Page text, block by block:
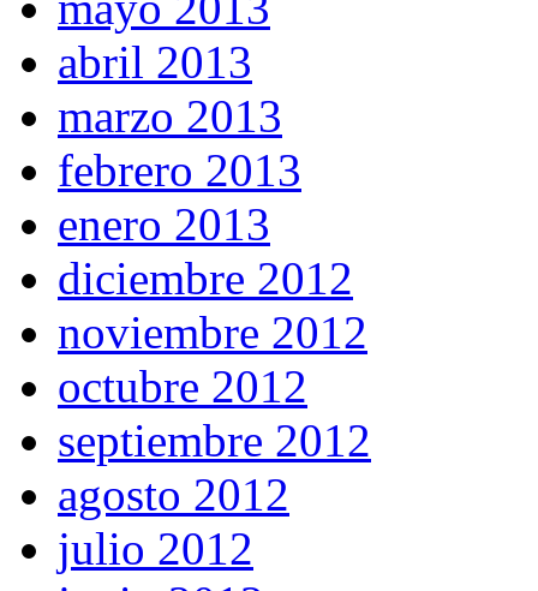
abril 2013
marzo 2013
febrero 2013
enero 2013
diciembre 2012
noviembre 2012
octubre 2012
septiembre 2012
agosto 2012
julio 2012